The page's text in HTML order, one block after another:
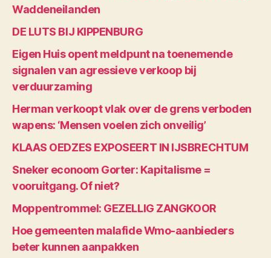
Waddeneilanden
DE LUTS BIJ KIPPENBURG
Eigen Huis opent meldpunt na toenemende
signalen van agressieve verkoop bij
verduurzaming
Herman verkoopt vlak over de grens verboden
wapens: ‘Mensen voelen zich onveilig’
KLAAS OEDZES EXPOSEERT IN IJSBRECHTUM
Sneker econoom Gorter: Kapitalisme =
vooruitgang. Of niet?
Moppentrommel: GEZELLIG ZANGKOOR
Hoe gemeenten malafide Wmo-aanbieders
beter kunnen aanpakken